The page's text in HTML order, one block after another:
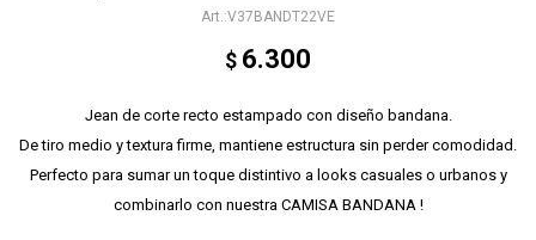
V37BANDT22VE
$ 6.300
Jean de corte recto estampado con diseño bandana.
De tiro medio y textura firme, mantiene estructura sin perder comodidad.
Perfecto para sumar un toque distintivo a looks casuales o urbanos y
combinarlo con nuestra CAMISA BANDANA !